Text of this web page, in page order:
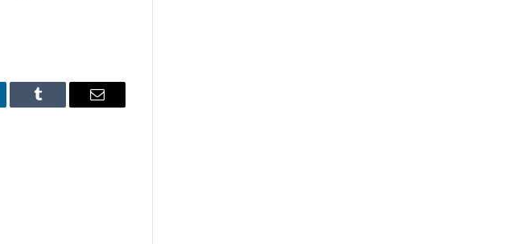
Tumblr Email